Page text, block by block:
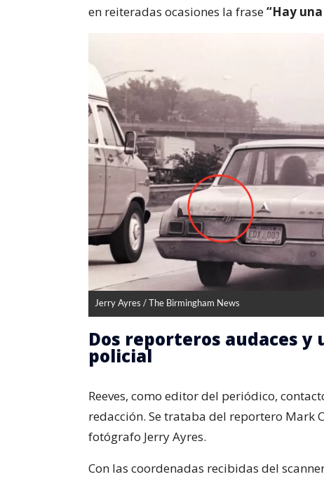
en reiteradas ocasiones la frase“Hay
Jerry Ayres / The Birmingham News
Dos reporteros audaces y
policial
Reeves, como editor del periódico,
redacción. Se trataba del reportero Mark
fotógrafo Jerry Ayres.
Con las coordenadas recibidas del